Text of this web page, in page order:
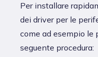
Per installare
dei driver per le
come ad esempio le
seguente procedura: